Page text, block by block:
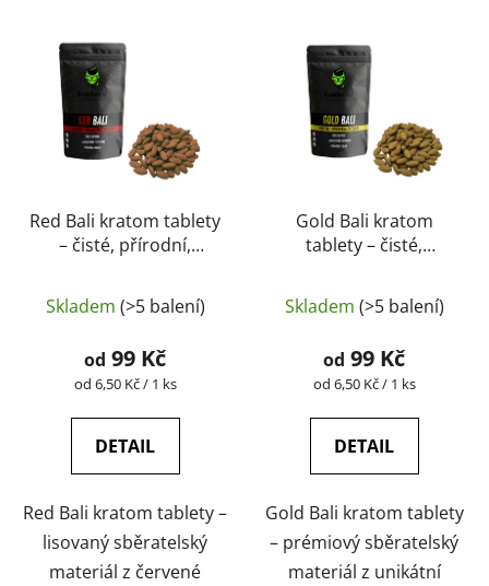
Red Bali kratom tablety
– čisté, přírodní,
| GreenGuru
Skladem (>5 balení)
od 99 Kč
Měrná
od 6,50 Kč / 1 ks
DETAIL
Red Bali kratom tablety –
lisovaný sběratelský
materiál z červené
Gold Bali kratom
tablety – čisté,
testované |
GreenGuru
Skladem (>5 balení)
od 99 Kč
Měrná
od 6,50 Kč / 1 ks
DETAIL
Gold Bali kratom tablety
– prémiový sběratelský
materiál z unikátní